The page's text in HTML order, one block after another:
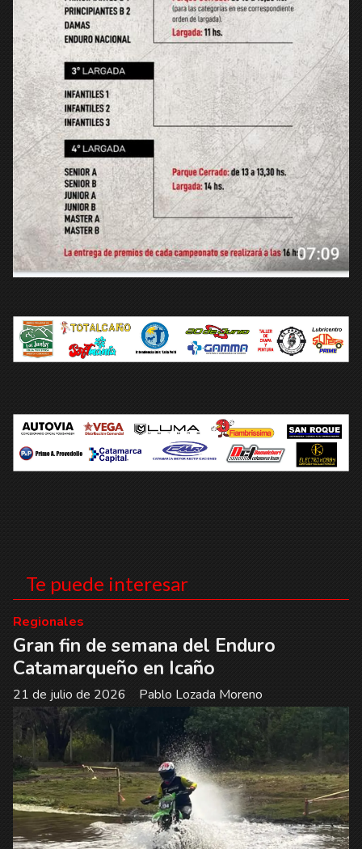
Te puede interesar
Gran fin de semana del Enduro
Catamarqueño en Icaño
Pablo Lozada Moreno
Regionales
21 de julio de 2026